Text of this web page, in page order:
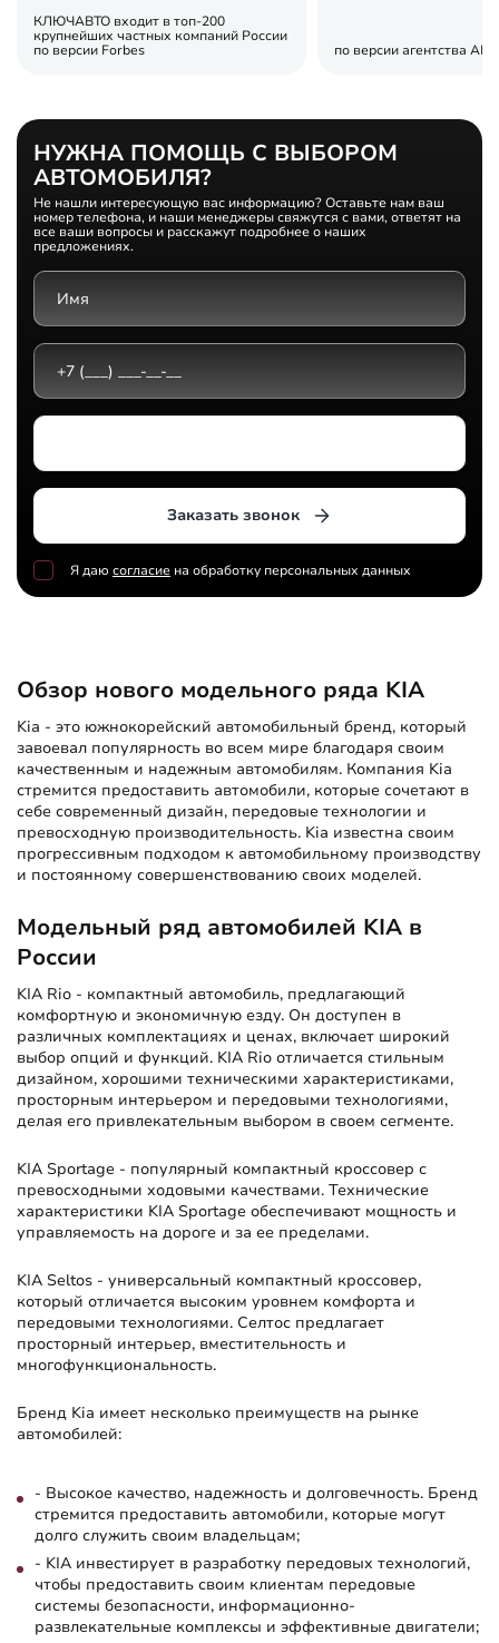
КЛЮЧАВТО входит в топ-200
крупнейших частных компаний России
по версии Forbes
по версии агентства
НУЖНА ПОМОЩЬ С ВЫБОРОМ
АВТОМОБИЛЯ?
Не нашли интересующую вас информацию? Оставьте нам ваш
номер телефона, и наши менеджеры свяжутся с вами, ответят на
все ваши вопросы и расскажут подробнее о наших
предложениях.
Заказать звонок
Я даю согласие на обработку персональных данных
Обзор нового модельного ряда KIA
Kia - это южнокорейский автомобильный бренд, который
завоевал популярность во всем мире благодаря своим
качественным и надежным автомобилям. Компания Kia
стремится предоставить автомобили, которые сочетают в
себе современный дизайн, передовые технологии и
превосходную производительность. Kia известна своим
прогрессивным подходом к автомобильному производству
и постоянному совершенствованию своих моделей.
Модельный ряд автомобилей KIA в
России
KIA Rio - компактный автомобиль, предлагающий
комфортную и экономичную езду. Он доступен в
различных комплектациях и ценах, включает широкий
выбор опций и функций. KIA Rio отличается стильным
дизайном, хорошими техническими характеристиками,
просторным интерьером и передовыми технологиями,
делая его привлекательным выбором в своем сегменте.
KIA Sportage - популярный компактный кроссовер с
превосходными ходовыми качествами. Технические
характеристики KIA Sportage обеспечивают мощность и
управляемость на дороге и за ее пределами.
KIA Seltos - универсальный компактный кроссовер,
который отличается высоким уровнем комфорта и
передовыми технологиями. Селтос предлагает
просторный интерьер, вместительность и
многофункциональность.
Бренд Kia имеет несколько преимуществ на рынке
автомобилей:
- Высокое качество, надежность и долговечность. Бренд
стремится предоставить автомобили, которые могут
долго служить своим владельцам;
- KIA инвестирует в разработку передовых технологий,
чтобы предоставить своим клиентам передовые
системы безопасности, информационно-
развлекательные комплексы и эффективные двигатели;